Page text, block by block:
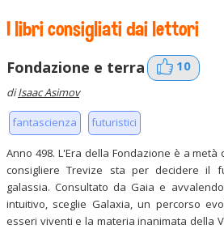
I libri consigliati dai lettori
Fondazione e terra 10
diIsaac Asimov
fantascienza futuristici
Anno 498. L'Era della Fondazione è a
consigliere Trevize sta per decidere il
galassia. Consultato da Gaia e
intuitivo, sceglie Galaxia, un percorso
esseri viventi e la materia inanimata della